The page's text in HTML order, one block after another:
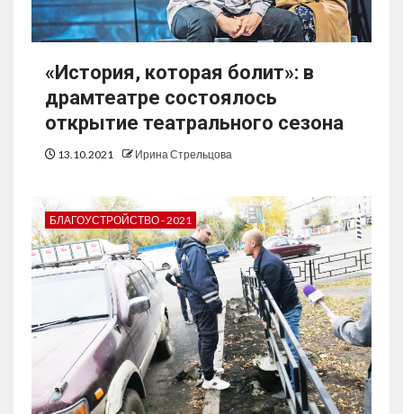
«История, которая болит»: в
драмтеатре состоялось
открытие театрального сезона
13.10.2021 Ирина Стрельцова
БЛАГОУСТРОЙСТВО - 2021